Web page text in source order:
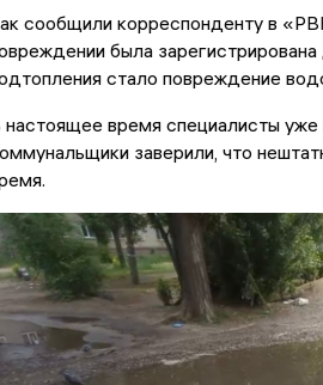
сообщили корреспонденту в
была
стало повреждение
настоящее время специалисты
заверили, что